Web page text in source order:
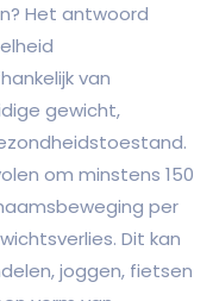
Het antwoord
van
gewicht,
om minstens 150
per
Dit kan
joggen, fietsen